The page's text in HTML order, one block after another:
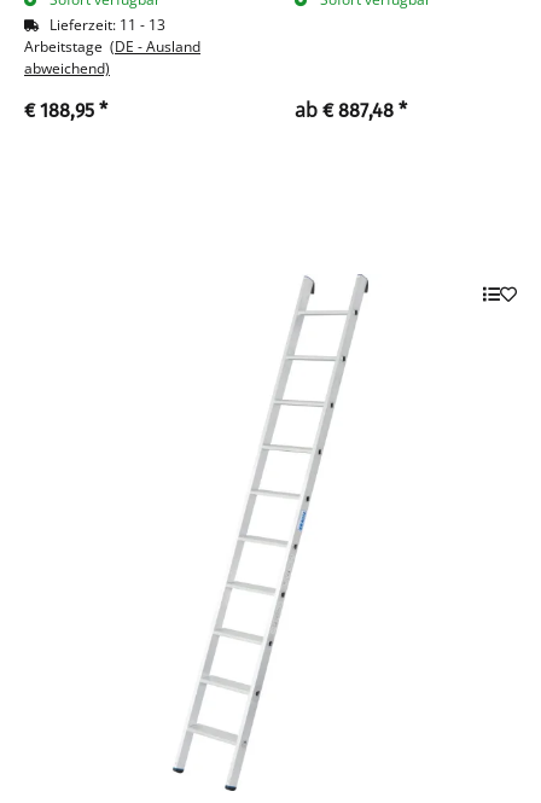
Lieferzeit: 11 - 13
Arbeitstage (DE - Ausland
abweichend)
€ 188,95 * ab € 887,48 *